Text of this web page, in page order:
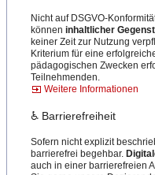
Nicht auf DSGVO-
können inhaltlicher
keiner Zeit zur Nutzung
Kriterium für eine
pädagogischen Zwecken
Teilnehmenden.
Weitere Informationen
♿ Barrierefreiheit
Sofern nicht explizit
barrierefrei begehbar.
auch in einer barrierefreien